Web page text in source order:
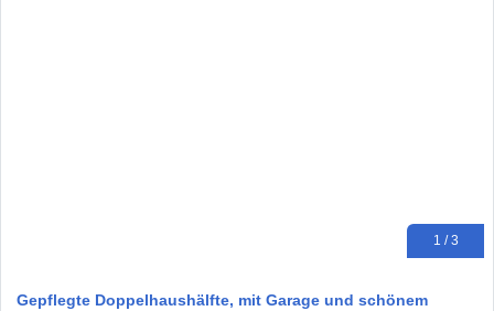
1 / 3
Gepflegte Doppelhaushälfte, mit Garage und schönem